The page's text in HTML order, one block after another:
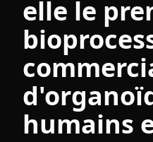
elle le
humains